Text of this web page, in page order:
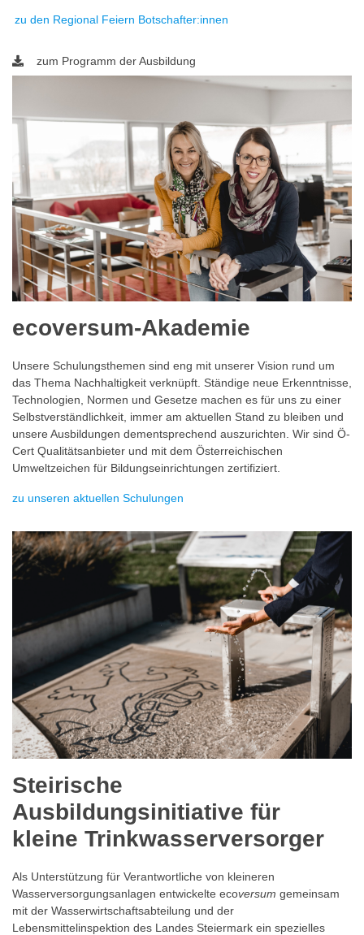
zu den Regional Feiern Botschafter:innen
zum Programm der Ausbildung
ecoversum-Akademie
Unsere Schulungsthemen sind eng mit unserer Vision rund um
das Thema Nachhaltigkeit verknüpft. Ständige neue Erkenntnisse,
Technologien, Normen und Gesetze machen es für uns zu einer
Selbstverständlichkeit, immer am aktuellen Stand zu bleiben und
unsere Ausbildungen dementsprechend auszurichten. Wir sind Ö-
Cert Qualitätsanbieter und mit dem Österreichischen
Umweltzeichen für Bildungseinrichtungen zertifiziert.
zu unseren aktuellen Schulungen
Steirische
Ausbildungsinitiative für
kleine Trinkwasserversorger
Als Unterstützung für Verantwortliche von kleineren
Wasserversorgungsanlagen entwickelte ecoversum gemeinsam
mit der Wasserwirtschaftsabteilung und der
Lebensmittelinspektion des Landes Steiermark ein spezielles